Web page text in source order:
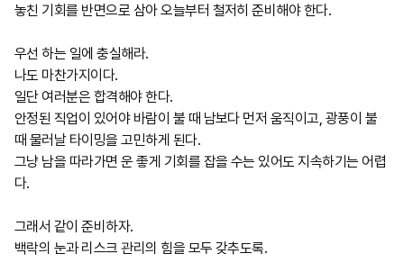
놓친 기회를 반면으로 삼아 오늘부터 철저히 준비해야 한다.
우선 하는 일에 충실해라.
나도 마찬가지이다.
일단 여러분은 합격해야 한다.
안정된 직업이 있어야 바람이 불 때 남보다 먼저 움직이고, 광풍이 불
때 물러날 타이밍을 고민하게 된다.
그냥 남을 따라가면 운 좋게 기회를 잡을 수는 있어도 지속하기는 어렵
다.
그래서 같이 준비하자.
백락의 눈과 리스크 관리의 힘을 모두 갖추도록.